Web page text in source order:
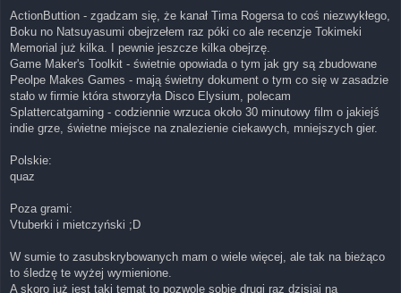
ActionButtion - zgadzam się, że kanał Tima Rogersa to coś niezwykłego,
Boku no Natsuyasumi obejrzełem raz póki co ale recenzje Tokimeki
Memorial już kilka. I pewnie jeszcze kilka obejrzę.
Game Maker's Toolkit - świetnie opowiada o tym jak gry są zbudowane
Peolpe Makes Games - mają świetny dokument o tym co się w zasadzie
stało w firmie która stworzyła Disco Elysium, polecam
Splattercatgaming - codziennie wrzuca około 30 minutowy film o jakiejś
indie grze, świetne miejsce na znalezienie ciekawych, mniejszych gier.
Polskie:
quaz
Poza grami:
Vtuberki i mietczyński ;D
W sumie to zasubskrybowanych mam o wiele więcej, ale tak na bieżąco
to śledzę te wyżej wymienione.
A skoro już jest taki temat to pozwolę sobie drugi raz dzisiaj na